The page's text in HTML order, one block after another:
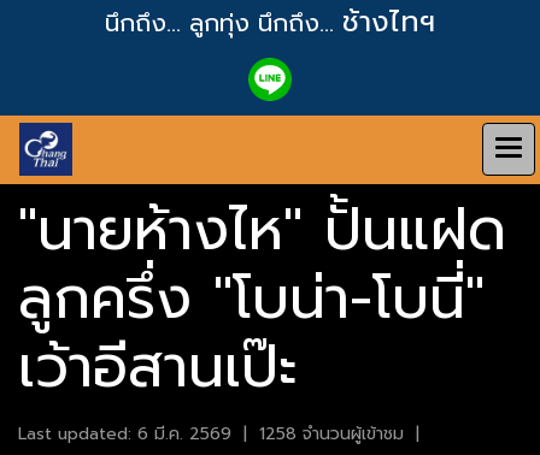
นึกถึง... ลูกทุ่ง นึกถึง... ช้างไทฯ
"นายห้างไห" ปั้นแฝด
ลูกครึ่ง "โบน่า-โบนี่"
เว้าอีสานเป๊ะ
Last updated: 6 มี.ค. 2569 | 1258 จำนวนผู้เข้าชม |